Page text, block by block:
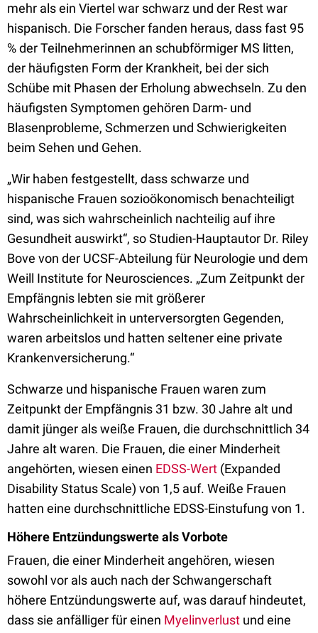
mehr als ein Viertel war schwarz und der Rest war
hispanisch. Die Forscher fanden heraus, dass fast 95
% der Teilnehmerinnen an schubförmiger MS litten,
der häufigsten Form der Krankheit, bei der sich
Schübe mit Phasen der Erholung abwechseln. Zu den
häufigsten Symptomen gehören Darm- und
Blasenprobleme, Schmerzen und Schwierigkeiten
beim Sehen und Gehen.
„Wir haben festgestellt, dass schwarze und
hispanische Frauen sozioökonomisch benachteiligt
sind, was sich wahrscheinlich nachteilig auf ihre
Gesundheit auswirkt“, so Studien-Hauptautor Dr. Riley
Bove von der UCSF-Abteilung für Neurologie und dem
Weill Institute for Neurosciences. „Zum Zeitpunkt der
Empfängnis lebten sie mit größerer
Wahrscheinlichkeit in unterversorgten Gegenden,
waren arbeitslos und hatten seltener eine private
Krankenversicherung.“
Schwarze und hispanische Frauen waren zum
Zeitpunkt der Empfängnis 31 bzw. 30 Jahre alt und
damit jünger als weiße Frauen, die durchschnittlich 34
Jahre alt waren. Die Frauen, die einer Minderheit
angehörten, wiesen einen EDSS-Wert (Expanded
Disability Status Scale) von 1,5 auf. Weiße Frauen
hatten eine durchschnittliche EDSS-Einstufung von 1.
Höhere Entzündungswerte als Vorbote
Frauen, die einer Minderheit angehören, wiesen
sowohl vor als auch nach der Schwangerschaft
höhere Entzündungswerte auf, was darauf hindeutet,
dass sie anfälliger für einen Myelinverlust und eine